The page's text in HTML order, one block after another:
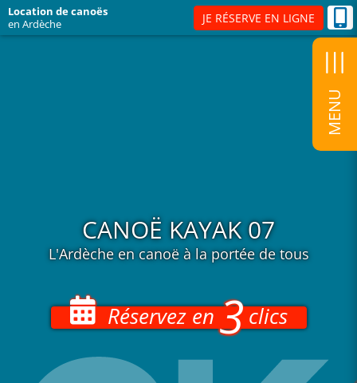
Passer
au
Location de canoës
en Ardèche
JE RÉSERVE EN LIGNE
CANOË KAYAK 07
L'Ardèche en canoë à la portée de tous
Réservez en3clics
s
u
l
e
d
l
z
n
d
l
b
r
r
c
u
l
s
s
a
n
t